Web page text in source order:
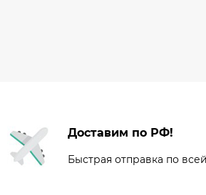
Доставим по РФ!
Быстрая отправка по